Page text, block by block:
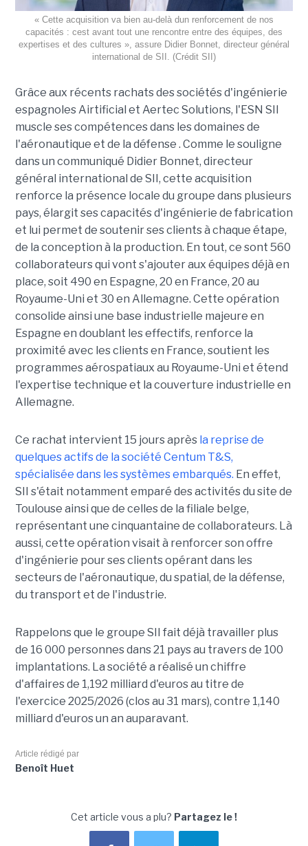
« Cette acquisition va bien au-delà dun renforcement de nos
capacités : cest avant tout une rencontre entre des équipes, des
expertises et des cultures », assure Didier Bonnet, directeur général
international de SII. (Crédit SII)
Grâce aux récents rachats des sociétés d'ingénierie
espagnoles Airtificial et Aertec Solutions, l'ESN SII
muscle ses compétences dans les domaines de
l'aéronautique et de la défense . Comme le souligne
dans un communiqué Didier Bonnet, directeur
général international de SII, cette acquisition
renforce la présence locale du groupe dans plusieurs
pays, élargit ses capacités d'ingénierie de fabrication
et lui permet de soutenir ses clients à chaque étape,
de la conception à la production. En tout, ce sont 560
collaborateurs qui vont s'ajouter aux équipes déjà en
place, soit 490 en Espagne, 20 en France, 20 au
Royaume-Uni et 30 en Allemagne. Cette opération
consolide ainsi une base industrielle majeure en
Espagne en doublant les effectifs, renforce la
proximité avec les clients en France, soutient les
programmes aérospatiaux au Royaume-Uni et étend
l'expertise technique et la couverture industrielle en
Allemagne.
Ce rachat intervient 15 jours après la reprise de
quelques actifs de la société Centum T&S,
spécialisée dans les systèmes embarqués. En effet,
SII s'était notamment emparé des activités du site de
Toulouse ainsi que de celles de la filiale belge,
représentant une cinquantaine de collaborateurs. Là
aussi, cette opération visait à renforcer son offre
d'ingénierie pour ses clients opérant dans les
secteurs de l'aéronautique, du spatial, de la défense,
du transport et de l'industrie.
Rappelons que le groupe SII fait déjà travailler plus
de 16 000 personnes dans 21 pays au travers de 100
implantations. La société a réalisé un chiffre
d'affaires de 1,192 milliard d'euros au titre de
l'exercice 2025/2026 (clos au 31 mars), contre 1,140
milliard d'euros un an auparavant.
Article rédigé par
Benoît Huet
Cet article vous a plu? Partagez le !